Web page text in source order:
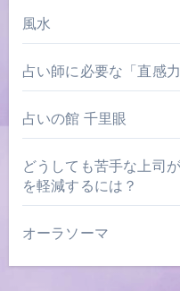
シ
ョ
ン
風水
占い師に必要な「直感
占いの館 千里眼
どうしても苦手な上司
を軽減するには？
オーラソーマ